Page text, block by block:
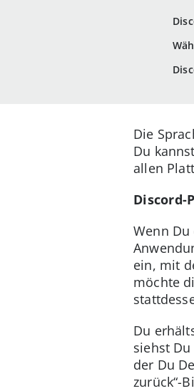
Die
Du
allen
Wenn
ein, mit
möchte
Du
siehst
der Du
zurück“-